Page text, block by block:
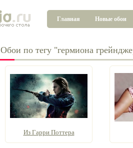
Главная Новые обои
Обои по тегу "гермиона
Из Гарри Поттера